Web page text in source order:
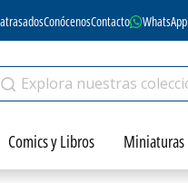
ConócenosContacto WhatsApp
Comics y Libros Miniaturas